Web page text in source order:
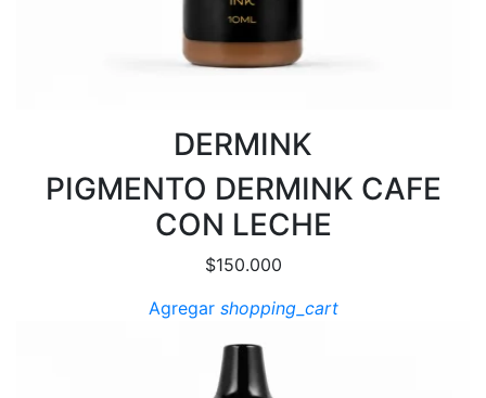
DERMINK
PIGMENTO DERMINK CAFE
CON LECHE
$150.000
Agregar shopping_cart